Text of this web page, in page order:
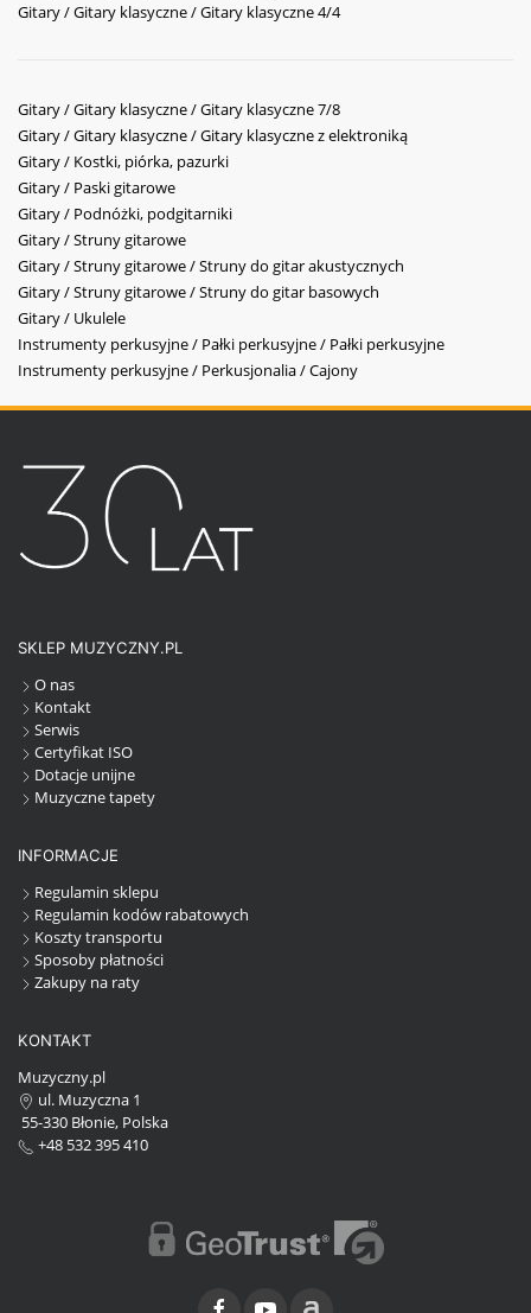
Gitary / Gitary klasyczne / Gitary klasyczne 4/4
Gitary / Gitary klasyczne / Gitary klasyczne 7/8
Gitary / Gitary klasyczne / Gitary klasyczne z elektroniką
Gitary / Kostki, piórka, pazurki
Gitary / Paski gitarowe
Gitary / Podnóżki, podgitarniki
Gitary / Struny gitarowe
Gitary / Struny gitarowe / Struny do gitar akustycznych
Gitary / Struny gitarowe / Struny do gitar basowych
Gitary / Ukulele
Instrumenty perkusyjne / Pałki perkusyjne / Pałki perkusyjne
Instrumenty perkusyjne / Perkusjonalia / Cajony
SKLEP MUZYCZNY.PL
O nas
Kontakt
Serwis
Certyfikat ISO
Dotacje unijne
Muzyczne tapety
INFORMACJE
Regulamin sklepu
Regulamin kodów rabatowych
Koszty transportu
Sposoby płatności
Zakupy na raty
KONTAKT
Muzyczny.pl
ul. Muzyczna 1
55-330 Błonie, Polska
+48 532 395 410